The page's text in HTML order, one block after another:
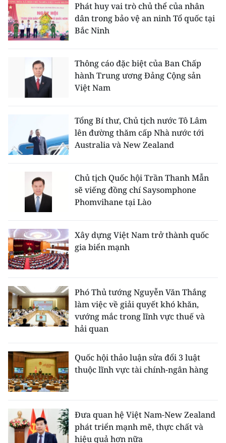
Phát huy vai trò chủ thể của nhân
dân trong bảo vệ an ninh Tổ quốc tại
Bắc Ninh
Thông cáo đặc biệt của Ban Chấp
hành Trung ương Đảng Cộng sản
Việt Nam
Tổng Bí thư, Chủ tịch nước Tô Lâm
lên đường thăm cấp Nhà nước tới
Australia và New Zealand
Chủ tịch Quốc hội Trần Thanh Mẫn
sẽ viếng đồng chí Saysomphone
Phomvihane tại Lào
Xây dựng Việt Nam trở thành quốc
gia biển mạnh
Phó Thủ tướng Nguyễn Văn Thắng
làm việc về giải quyết khó khăn,
vướng mắc trong lĩnh vực thuế và
hải quan
Quốc hội thảo luận sửa đổi 3 luật
thuộc lĩnh vực tài chính-ngân hàng
Đưa quan hệ Việt Nam-New Zealand
phát triển mạnh mẽ, thực chất và
hiệu quả hơn nữa